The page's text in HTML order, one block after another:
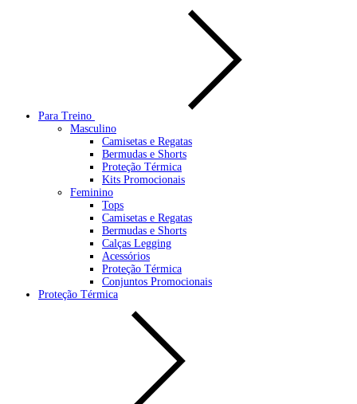
Para Treino
Masculino
Camisetas e Regatas
Bermudas e Shorts
Proteção Térmica
Kits Promocionais
Feminino
Tops
Camisetas e Regatas
Bermudas e Shorts
Calças Legging
Acessórios
Proteção Térmica
Conjuntos Promocionais
Proteção Térmica